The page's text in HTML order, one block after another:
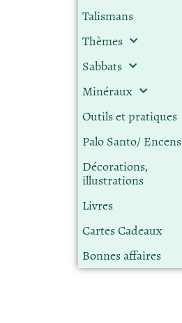
Talismans
Thèmes
Sabbats
Minéraux
Outils et pratiques
Palo Santo/ Encens
Décorations,
illustrations
Livres
Cartes Cadeaux
Bonnes affaires